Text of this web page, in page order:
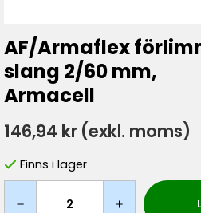
AF/Armaflex
slang 2/60 mm,
Armacell
146,94 kr (exkl. moms)
Finns i lager